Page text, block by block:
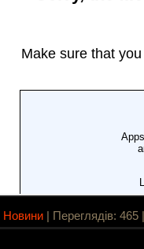
Новини | Переглядів: 465 |